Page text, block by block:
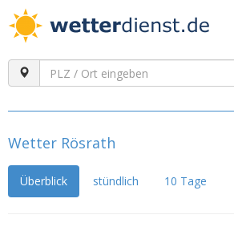
Wetter Rösrath
Überblick stündlich 10 Tage